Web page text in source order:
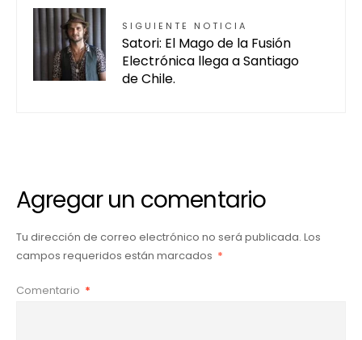
SIGUIENTE NOTICIA
Satori: El Mago de la Fusión
Electrónica llega a Santiago
de Chile.
Agregar un comentario
Tu dirección de correo electrónico no será publicada. Los
campos requeridos están marcados *
Comentario *